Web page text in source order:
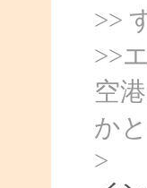
>>
>>
空
か
>